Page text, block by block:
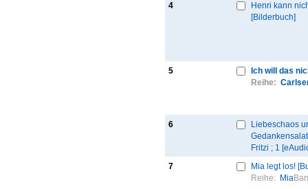
4
Henri kann
[Bilderbuch]
5
Ich will das
Reihe:
6
Liebeschaos
Fritzi ; 1
7
Mia legt los!
Reihe:
Mia